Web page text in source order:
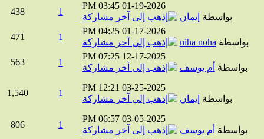
01-19-2026
03:45 PM
بواسطةإيمان
438
01-17-2026
04:25 PM
بواسطةniha noha
471
12-17-2025
07:25 PM
بواسطةأم يوسف
563
03-25-2025
12:21 PM
بواسطةإيمان
1,540
03-05-2025
06:57 PM
بواسطةأم يوسف
806